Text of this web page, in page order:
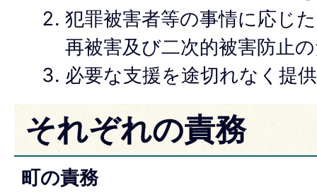
犯罪被害者等の事情に応じ
再被害及び二次的被害防止
必要な支援を途切れなく提供
それぞれの責務
町の責務